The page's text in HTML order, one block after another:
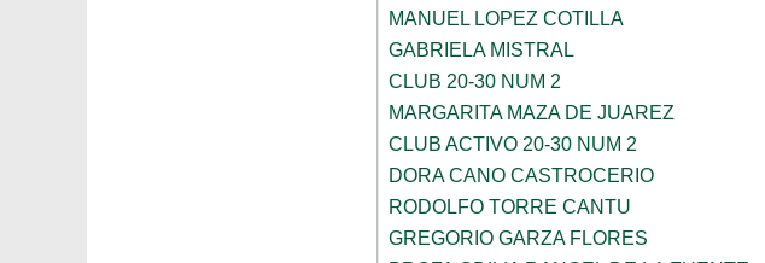
MANUEL LOPEZ COTILLA
GABRIELA MISTRAL
CLUB 20-30 NUM 2
MARGARITA MAZA DE JUAREZ
CLUB ACTIVO 20-30 NUM 2
DORA CANO CASTROCERIO
RODOLFO TORRE CANTU
GREGORIO GARZA FLORES